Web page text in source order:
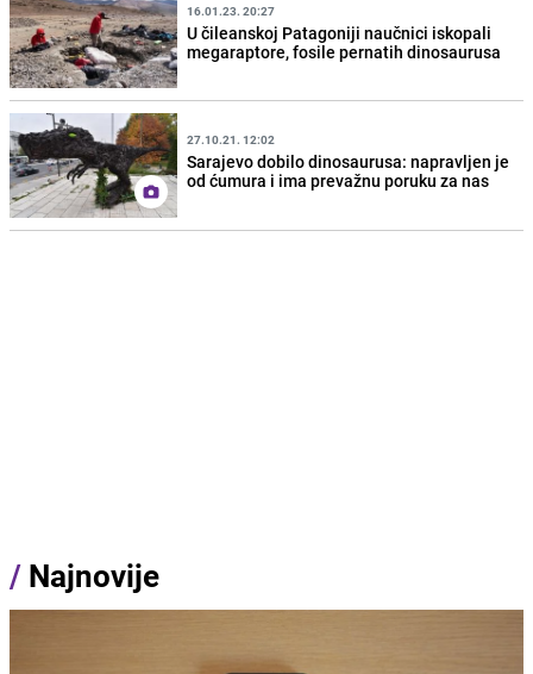
16.01.23. 20:27
U čileanskoj Patagoniji naučnici iskopali
megaraptore, fosile pernatih dinosaurusa
27.10.21. 12:02
Sarajevo dobilo dinosaurusa: napravljen je
od ćumura i ima prevažnu poruku za nas
/ Najnovije